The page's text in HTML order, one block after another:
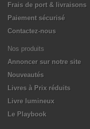
Frais de port & livraisons
Paiement sécurisé
Contactez-nous
Nos produits
Annoncer sur notre site
Nouveautés
Livres à Prix réduits
Livre lumineux
Le Playbook